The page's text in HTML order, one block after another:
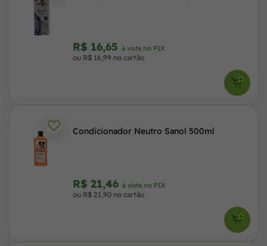
R$ 16,65 à vista no PIX
ou R$ 16,99 no cartão
Condicionador Neutro Sanol 500ml
R$ 21,46 à vista no PIX
ou R$ 21,90 no cartão